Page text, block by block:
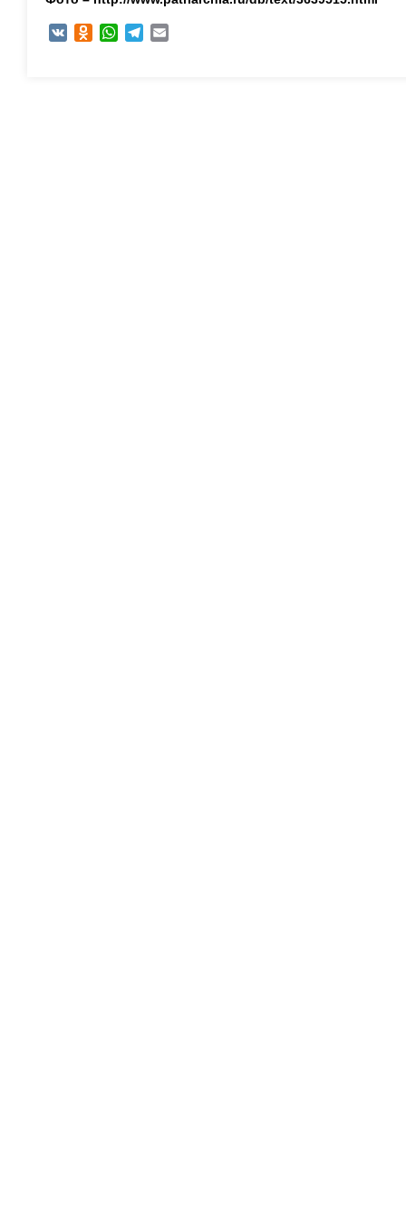
VK Odnoklassniki
WhatsAppTelegram